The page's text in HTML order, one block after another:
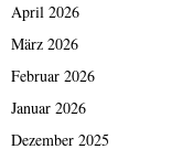
April 2026
März 2026
Februar 2026
Januar 2026
Dezember 2025